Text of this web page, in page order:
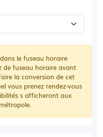
le fuseau horaire
de fuseau horaire avant
la conversion de cet
vous prenez rendez-vous
s afficheront aux